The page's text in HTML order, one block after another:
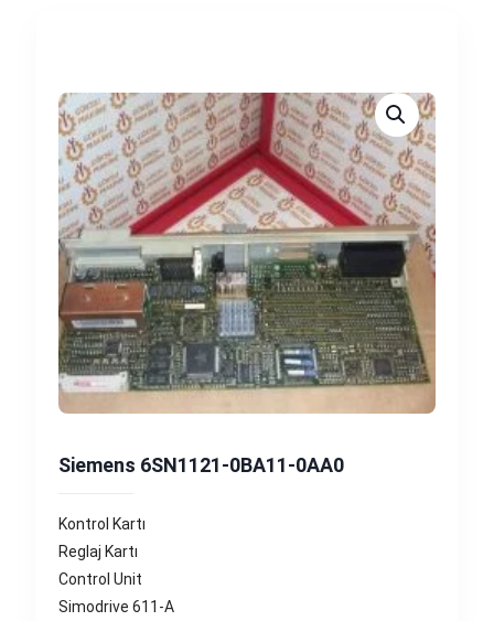
Siemens 6SN1121-0BA11-0AA0
Kontrol Kartı
Reglaj Kartı
Control Unit
Simodrive 611-A